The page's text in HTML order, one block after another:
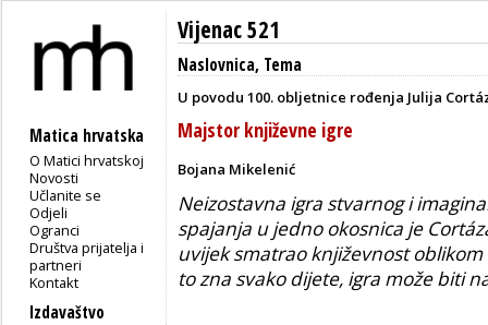
Matica hrvatska
O Matici hrvatskoj
Novosti
Učlanite se
Odjeli
Ogranci
Društva prijatelja i
partneri
Kontakt
Izdavaštvo
Vijenac 521
Naslovnica, Tema
U povodu 100. obljetnice rođenja Julija
Majstor književne igre
Bojana Mikelenić
Neizostavna igra stvarnog i
spajanja u jedno okosnica je
uvijek smatrao književnost
to zna svako dijete, igra može biti